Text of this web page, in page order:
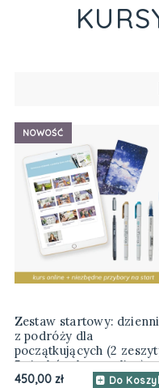
Zestaw startowy:
z podróży dla
początkujących (2
5 pisaków, kurs online)
450,00 zł Do
NOWOŚĆ